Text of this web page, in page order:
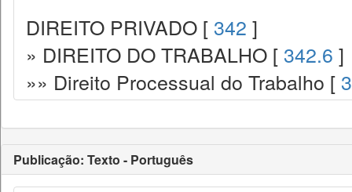
DIREITO PRIVADO [ 342 ]
» DIREITO DO TRABALHO [ 342.6 ]
»» Direito Processual do Trabalho [
Publicação: Texto - Português